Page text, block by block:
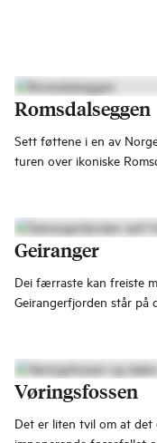
Romsdalseggen
Sett føttene i en av
turen over ikoniske
Geiranger
Dei færraste kan freiste
Geirangerfjorden står på
Vøringsfossen
Det er liten tvil om at